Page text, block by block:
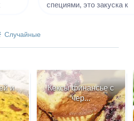
специями, это закуска к
качеств блюда, но это
традиционное название,
Китае вы встретите
кальмара, обжаренного в
Случайные
и
Кексы финансье с
чер...